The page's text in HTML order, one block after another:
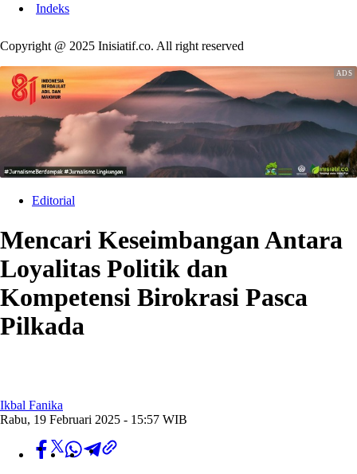
Indeks
Copyright @ 2025 Inisiatif.co. All right reserved
Editorial
Mencari Keseimbangan Antara
Loyalitas Politik dan
Kompetensi Birokrasi Pasca
Pilkada
Ikbal Fanika
Rabu, 19 Februari 2025 - 15:57 WIB